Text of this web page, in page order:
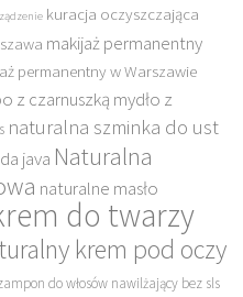
kuracja oczyszczająca
makijaż permanentny
permanentny w Warszawie
z czarnuszką mydło z
naturalna szminka do ust
java Naturalna
naturalne masło
do twarzy
krem pod oczy
do włosów nawilżający bez sls